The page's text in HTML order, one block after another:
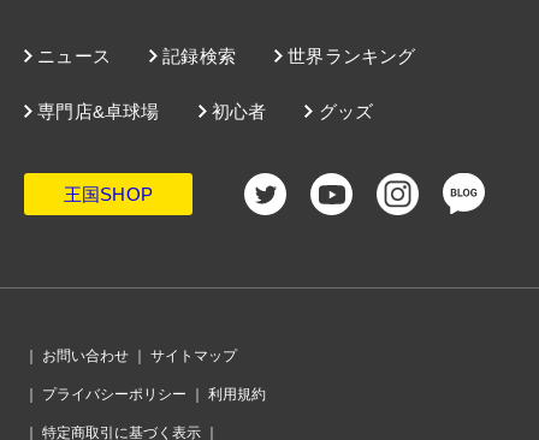
ニュース 記録検索 世界ランキング
グッズ
専門店&卓球場 初心者
王国SHOP
｜ お問い合わせ ｜ サイトマップ
｜ プライバシーポリシー ｜ 利用規約
｜ 特定商取引に基づく表示 ｜